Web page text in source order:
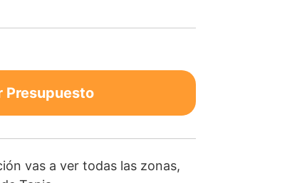
Presupuesto
vas a ver todas las zonas,